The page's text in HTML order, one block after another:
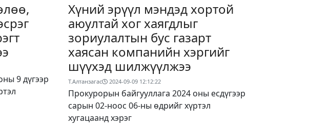
9 дүгээр
Хүний эрүүл мэндэд хортой
аюултай хог хаягдлыг
зориулалтын бус газарт
хаясан компанийн хэргийг
шүүхэд шилжүүлжээ
Т.Алтанзагас 2024-09-09 12:12:22
Прокурорын байгууллага 2024 оны есдүгээр
сарын 02-ноос 06-ны өдрийг хүртэл
хугацаанд хэрэг